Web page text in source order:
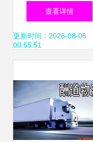
输 普通道路货物运
输代理服务全解析
查看详情
更新时间：2026-08-06
00:55:51